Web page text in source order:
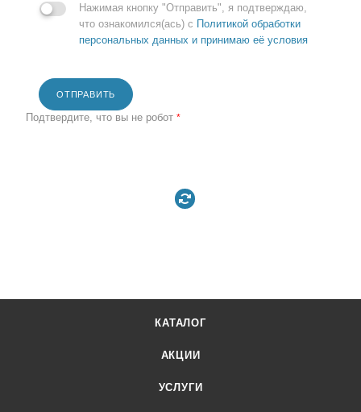
Нажимая кнопку "Отправить", я подтверждаю,
что ознакомился(ась) с Политикой обработки
персональных данных и принимаю её условия
ОТПРАВИТЬ
Подтвердите, что вы не робот *
КАТАЛОГ
АКЦИИ
УСЛУГИ